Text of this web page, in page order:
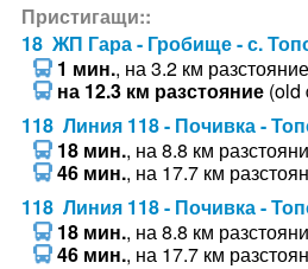
Пристигащи::
18 ЖП Гара - Гробище - с.
1 мин., на 3.2 км разстояние
на 12.3 км разстояние(old
118 Линия 118 - Почивка -
18 мин., на 8.8 км
46 мин., на 17.7 км
118 Линия 118 - Почивка -
18 мин., на 8.8 км
46 мин., на 17.7 км